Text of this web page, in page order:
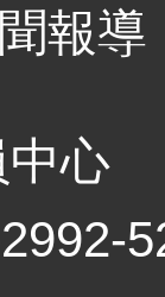
報導
心